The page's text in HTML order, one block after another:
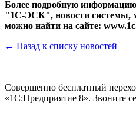
Более подробную
"1С-ЭСК", новости системы,
можно найти на сайте:
← Назад к списку новостей
Совершенно бесплатный
«1С:Предприятие 8». Звоните